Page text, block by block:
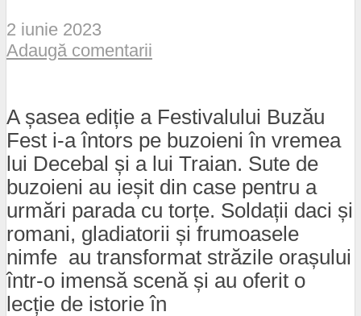
2 iunie 2023
Adaugă comentarii
A șasea ediție a Festivalului Buzău
Fest i-a întors pe buzoieni în vremea
lui Decebal și a lui Traian. Sute de
buzoieni au ieșit din case pentru a
urmări parada cu torțe. Soldații daci și
romani, gladiatorii și frumoasele
nimfe au transformat străzile orașului
într-o imensă scenă și au oferit o
lecție de istorie în